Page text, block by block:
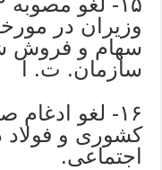
سهام و فروش
سازمان. ت. ا
۱۶- لغو
کشوری و فولاد
اجتماعی.